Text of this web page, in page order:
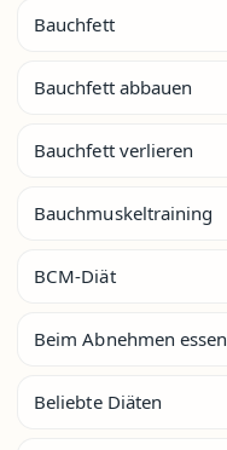
Bauchfett
Bauchfett abbauen
Bauchfett verlieren
Bauchmuskeltraining
BCM-Diät
Beim Abnehmen essen
Beliebte Diäten